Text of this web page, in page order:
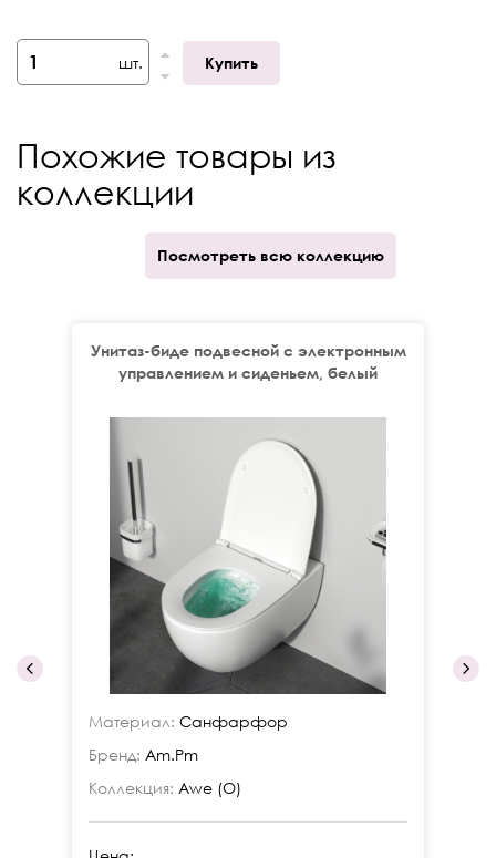
Безободковый
шт. Купить
Похожие товары из
коллекции
Посмотреть всю коллекцию
Унитаз-биде подвесной c электронным
управлением и сиденьем, белый
Материал: Санфарфор
Бренд: Am.Pm
Коллекция: Awe (О)